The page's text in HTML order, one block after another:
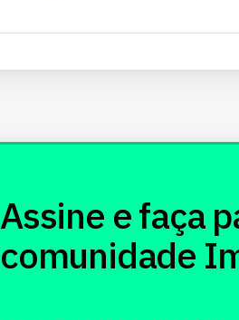
Assine e faça
comunidade